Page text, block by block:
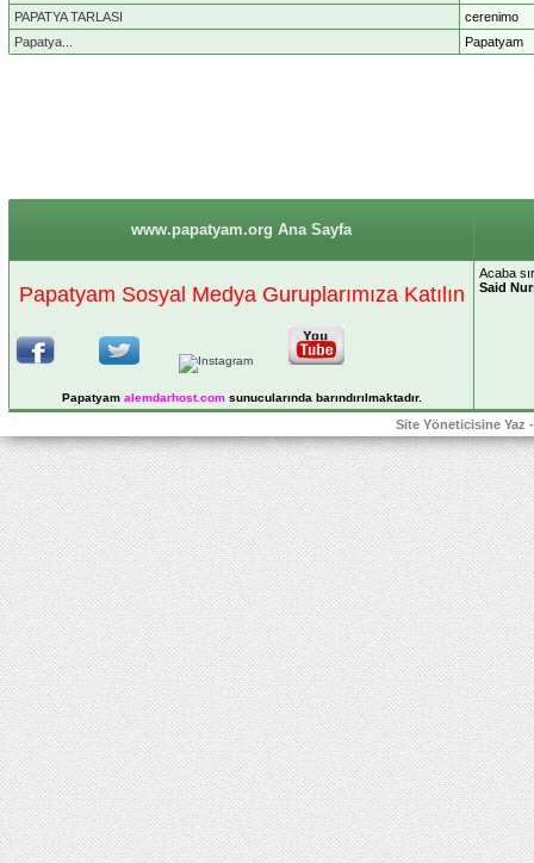
PAPATYA TARLASI
cerenimo
Papatya...
Papatyam
www.papatyam.org Ana Sayfa
Papatyam Sosyal Medya Guruplarımıza Katılın
Papatyam alemdarhost.comsunucularında barındırılmaktadır.
Acaba
Said
Site Yöneticisine Yaz